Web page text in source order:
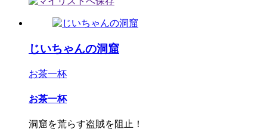
じいちゃんの洞窟
お茶一杯
お茶一杯
洞窟を荒らす盗賊を阻止！